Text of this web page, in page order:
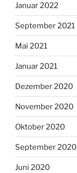
Januar 2022
September 2021
Mai 2021
Januar 2021
Dezember 2020
November 2020
Oktober 2020
September 2020
Juni 2020